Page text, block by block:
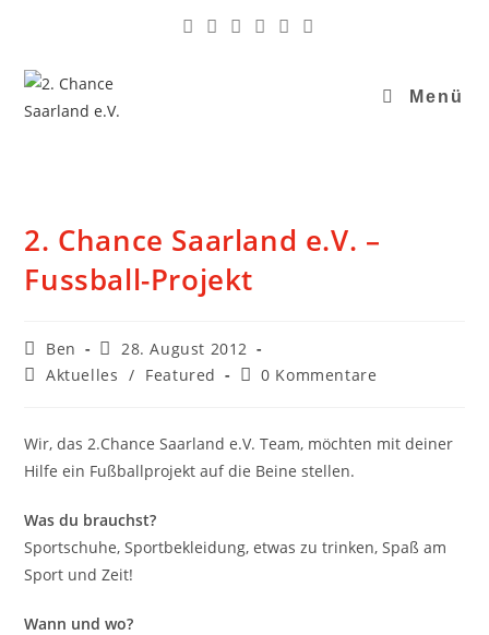
Menü
2. Chance Saarland e.V. –
Fussball-Projekt
Ben
28. August 2012
Aktuelles / Featured 0 Kommentare
Wir, das 2.Chance Saarland e.V. Team, möchten mit deiner
Hilfe ein Fußballprojekt auf die Beine stellen.
Was du brauchst?
Sportschuhe, Sportbekleidung, etwas zu trinken, Spaß am
Sport und Zeit!
Wann und wo?